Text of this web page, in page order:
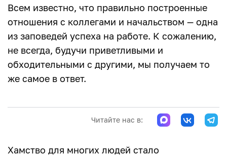
Всем известно, что правильно построенные
отношения с коллегами и начальством — одна
из заповедей успеха на работе. К сожалению,
не всегда, будучи приветливыми и
обходительными с другими, мы получаем то
же самое в ответ.
Читайте нас в:
Хамство для многих людей стало